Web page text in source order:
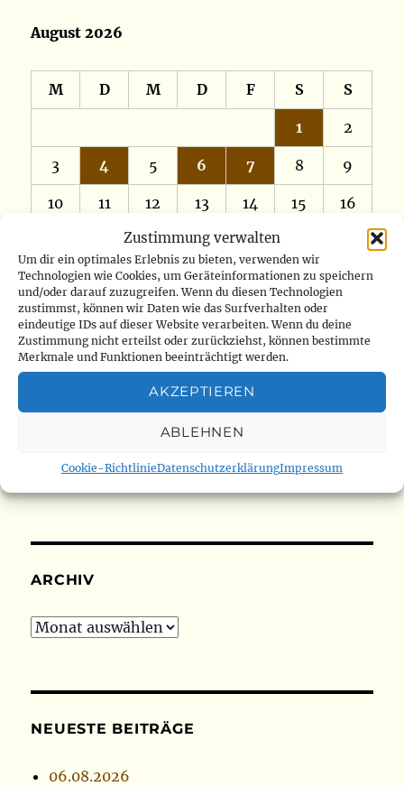
Zustimmung verwalten
Um dir ein optimales Erlebnis zu bieten, verwenden wir
Technologien wie Cookies, um Geräteinformationen zu speichern
und/oder darauf zuzugreifen. Wenn du diesen Technologien
zustimmst, können wir Daten wie das Surfverhalten oder
eindeutige IDs auf dieser Website verarbeiten. Wenn du deine
Zustimmung nicht erteilst oder zurückziehst, können bestimmte
Merkmale und Funktionen beeinträchtigt werden.
AKZEPTIEREN
ABLEHNEN
Cookie-RichtlinieDatenschutzerklärungImpressum
August 2026
M D M D F S S
1 2
3 4 5 6 7 8 9
10 11 12 13 14 15 16
19 20 21
24 25 26 27 28 29 30
31
« Juli
Suchen
nach:
ARCHIV
Archiv
NEUESTE BEITRÄGE
06.08.2026